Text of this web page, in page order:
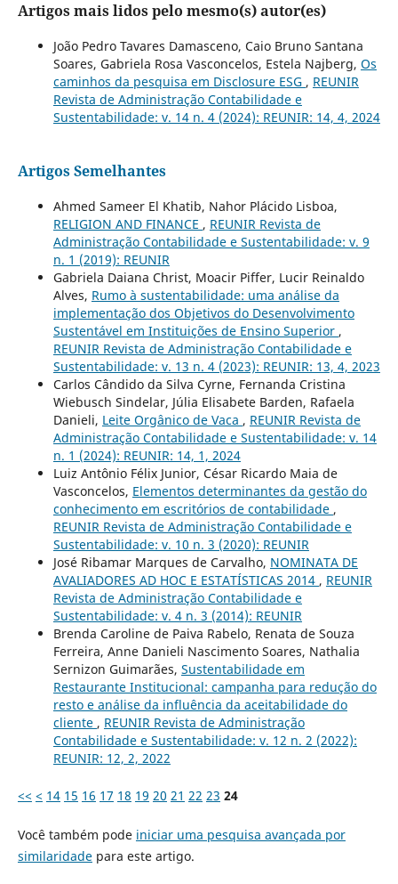
Artigos mais lidos pelo mesmo(s) autor(es)
João Pedro Tavares Damasceno, Caio Bruno Santana
Soares, Gabriela Rosa Vasconcelos, Estela Najberg, Os
caminhos da pesquisa em Disclosure ESG , REUNIR
Revista de Administração Contabilidade e
Sustentabilidade: v. 14 n. 4 (2024): REUNIR: 14, 4, 2024
Artigos Semelhantes
Ahmed Sameer El Khatib, Nahor Plácido Lisboa,
RELIGION AND FINANCE , REUNIR Revista de
Administração Contabilidade e Sustentabilidade: v. 9
n. 1 (2019): REUNIR
Gabriela Daiana Christ, Moacir Piffer, Lucir Reinaldo
Alves, Rumo à sustentabilidade: uma análise da
implementação dos Objetivos do Desenvolvimento
Sustentável em Instituições de Ensino Superior ,
REUNIR Revista de Administração Contabilidade e
Sustentabilidade: v. 13 n. 4 (2023): REUNIR: 13, 4, 2023
Carlos Cândido da Silva Cyrne, Fernanda Cristina
Wiebusch Sindelar, Júlia Elisabete Barden, Rafaela
Danieli, Leite Orgânico de Vaca , REUNIR Revista de
Administração Contabilidade e Sustentabilidade: v. 14
n. 1 (2024): REUNIR: 14, 1, 2024
Luiz Antônio Félix Junior, César Ricardo Maia de
Vasconcelos, Elementos determinantes da gestão do
conhecimento em escritórios de contabilidade ,
REUNIR Revista de Administração Contabilidade e
Sustentabilidade: v. 10 n. 3 (2020): REUNIR
José Ribamar Marques de Carvalho, NOMINATA DE
AVALIADORES AD HOC E ESTATÍSTICAS 2014 , REUNIR
Revista de Administração Contabilidade e
Sustentabilidade: v. 4 n. 3 (2014): REUNIR
Brenda Caroline de Paiva Rabelo, Renata de Souza
Ferreira, Anne Danieli Nascimento Soares, Nathalia
Sernizon Guimarães, Sustentabilidade em
Restaurante Institucional: campanha para redução do
resto e análise da influência da aceitabilidade do
cliente , REUNIR Revista de Administração
Contabilidade e Sustentabilidade: v. 12 n. 2 (2022):
REUNIR: 12, 2, 2022
<< < 14 15 16 17 18 19 20 21 22 23 24
Você também pode iniciar uma pesquisa avançada por
similaridadepara este artigo.